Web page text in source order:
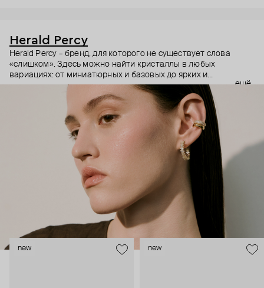
Herald Percy
Herald Percy – бренд, для которого не существует слова
«слишком». Здесь можно найти кристаллы в любых
вариациях: от миниатюрных и базовых до ярких и
массивных, которые сразу становятся главным элементом
образа. Героиня бренда – девушка из мегаполиса, которой
нужно как минимум 25 часов в сутках, чтобы все успеть, и
внушительный арсенал украшений, чтобы, поменяв серьги,
поехать на вечеринку сразу из офиса.
ещё
new new